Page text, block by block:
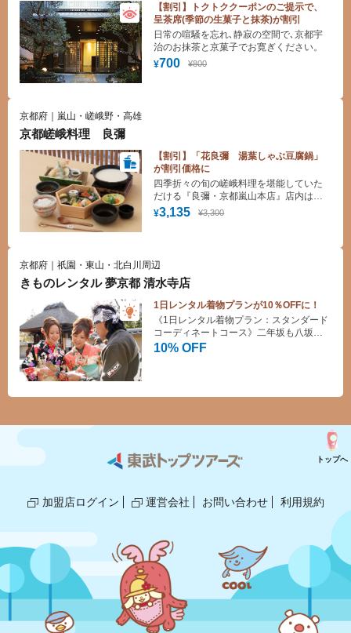
【割引】トクトククーポンのご提示で、
呈茶席(季節の生菓子と抹茶)が割引
¥700 ¥800
日常の喧騒を忘れ､静寂の空間で､京都宇
治のお抹茶と京菓子でお寛ぎください。
京都府｜嵐山・嵯峨野・高雄
京都嵯峨料理 良彌
【割引】「花良彌 湯葉しゃぶ豆腐鍋」
が割引価格に
¥3,135 ¥3,300
四季折々の旬の嵯峨料理を堪能していた
だける『良彌・京都嵐山本店』店内はレ
トロモダンな雰囲気で、水が決め手とな
るお豆腐・生湯葉・生麩などの伝統食材
京都府｜祇園・東山・北白川周辺
きものレンタル 夢京都 清水寺店
1日レンタル着物プランが10％OFFに！
10% OFF
《1日レンタル着物プラン：スタンダード
コーディネートコース》二年坂も八坂の
峠もすぐそこ！観光に便利！レンタル着
加盟店ログイン 運営会社 お問い合わせ 利用規約
トップへ